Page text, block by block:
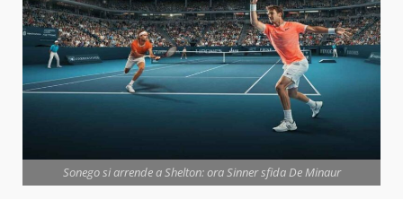
Sonego si arrende a Shelton: ora Sinner sfida De Minaur